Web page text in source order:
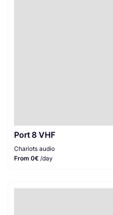
Port 8 VHF
Chariots audio
From 0€ /day